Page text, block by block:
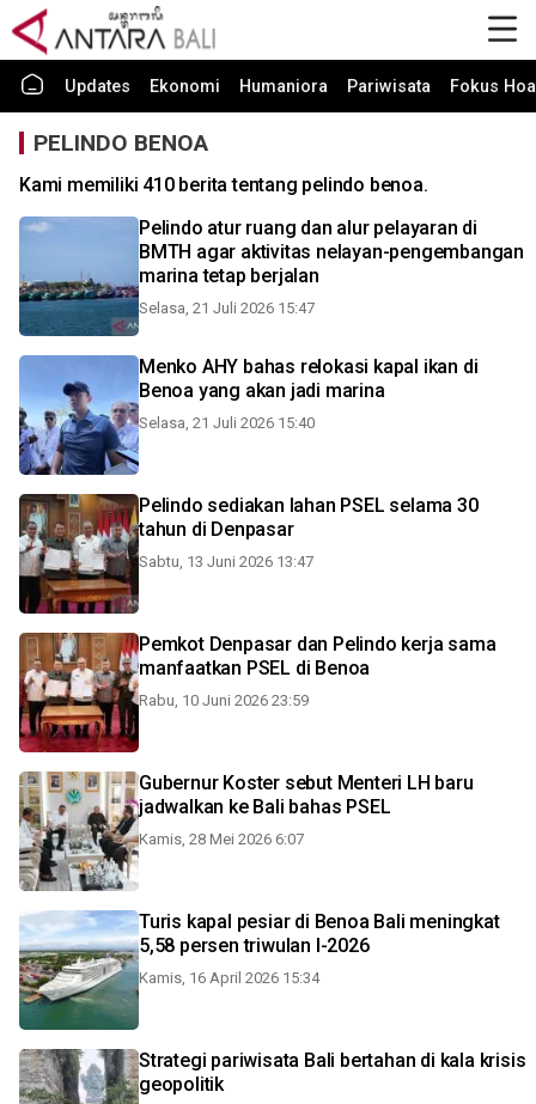
Updates Ekonomi Humaniora Pariwisata Fokus
PELINDO BENOA
Kami memiliki 410 berita tentang pelindo benoa.
Pelindo atur ruang dan alur pelayaran di
BMTH agar aktivitas nelayan-pengembangan
marina tetap berjalan
Selasa, 21 Juli 2026 15:47
Menko AHY bahas relokasi kapal ikan di
Benoa yang akan jadi marina
Selasa, 21 Juli 2026 15:40
Pelindo sediakan lahan PSEL selama 30
tahun di Denpasar
Sabtu, 13 Juni 2026 13:47
Pemkot Denpasar dan Pelindo kerja sama
manfaatkan PSEL di Benoa
Rabu, 10 Juni 2026 23:59
Gubernur Koster sebut Menteri LH baru
jadwalkan ke Bali bahas PSEL
Kamis, 28 Mei 2026 6:07
Turis kapal pesiar di Benoa Bali meningkat
5,58 persen triwulan I-2026
Kamis, 16 April 2026 15:34
Strategi pariwisata Bali bertahan di kala krisis
geopolitik